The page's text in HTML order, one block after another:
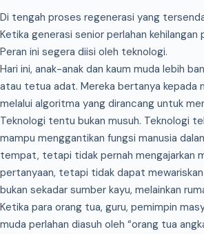
Di tengah proses regenerasi yang
Ketika generasi senior perlahan
Peran ini segera diisi oleh teknologi.
Hari ini, anak-anak dan kaum muda lebih
atau tetua adat. Mereka bertanya kepada
melalui algoritma yang dirancang untuk
Teknologi tentu bukan musuh. Teknologi
mampu menggantikan fungsi manusia
tempat, tetapi tidak pernah mengajarkan
pertanyaan, tetapi tidak dapat
bukan sekadar sumber kayu, melainkan
Ketika para orang tua, guru, pemimpin
muda perlahan diasuh oleh “orang tua